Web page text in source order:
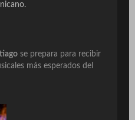
se prepara para recibir
más esperados del